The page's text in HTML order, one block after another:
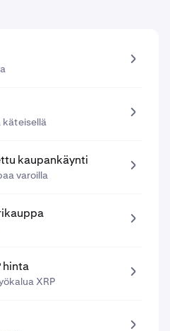
kaupankäynti
varoilla
hinta
XRP